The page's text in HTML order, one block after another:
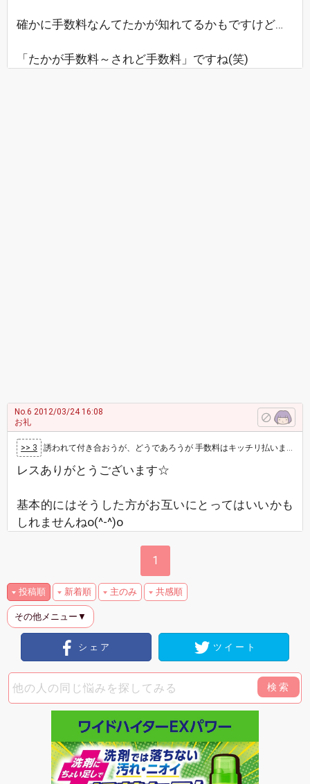
確かに手数料なんてたかが知れてるかもですけど…
「たかが手数料～されど手数料」ですね(笑)
No.6 2012/03/24 16:08
お礼
>> 3 誘われて付き合おうが、どうであろうが 手数料はキッチリ払いますよ👍 当然でしょう
レスありがとうございます☆
基本的にはそうした方がお互いにとってはいいかも
しれませんねo(^-^)o
1
投稿順 新着順 主のみ 共感順
その他メニュー▼
シェア ツイート
検索